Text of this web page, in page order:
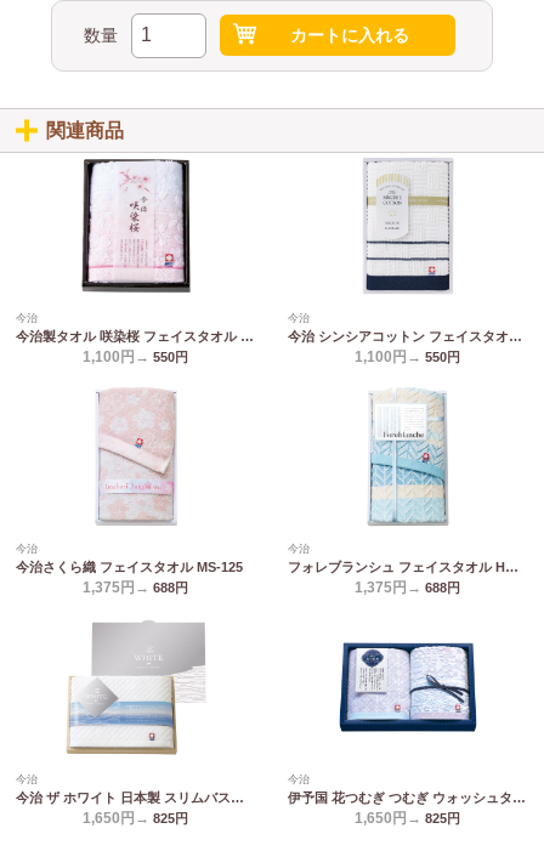
数量 カートに入れる
関連商品
今治
今治製タオル 咲染桜 フェイスタオル SZ-1001
1,100円→ 550円
今治
今治 シンシアコットン フェイスタオル S-10100
1,100円→ 550円
今治
今治さくら織 フェイスタオル MS-125
1,375円→ 688円
今治
フォレブランシュ フェイスタオル HBM-1259
1,375円→ 688円
今治
今治 ザ ホワイト 日本製 スリムバスタオル(木箱入) 65515
1,650円→ 825円
今治
伊予国 花つむぎ つむぎ ウォッシュタオル2P IH1531
1,650円→ 825円